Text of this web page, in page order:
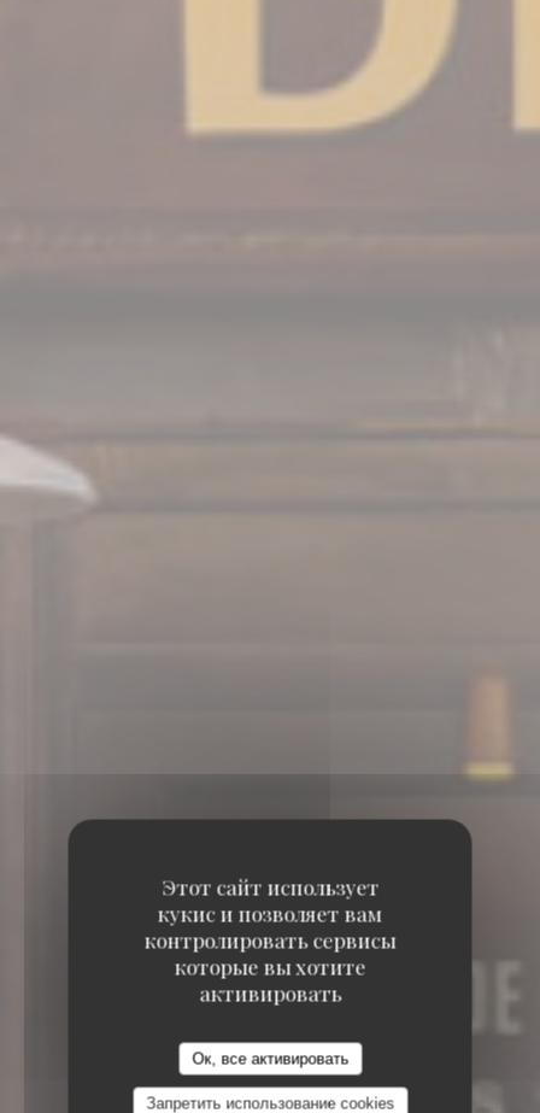
Этот сайт использует
кукис и позволяет вам
контролировать сервисы
которые вы хотите
активировать
Ок, все активировать
Запретить использование cookies